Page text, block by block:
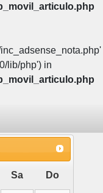
lib/php') in
Sa Do